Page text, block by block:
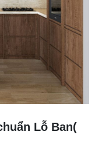
Lỗ Ban(